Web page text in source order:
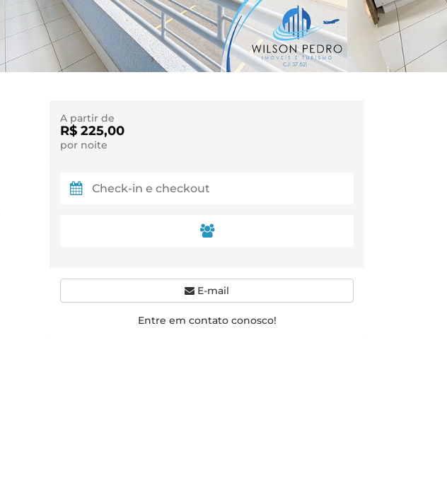
A partir de
R$ 225,00
por noite
E-mail
Entre em contato conosco!